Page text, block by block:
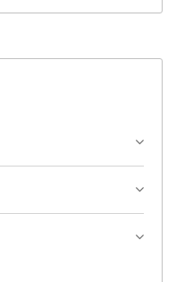
/
DE
TOFU-